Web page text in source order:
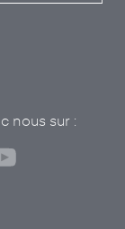
nous sur :